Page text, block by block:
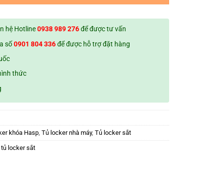
hệ Hotline0938 989 276để được tư vấn
số0901 804 336để được hỗ trợ đặt hàng
thức
khóa Hasp, Tủ locker nhà máy, Tủ locker sắt
tủ locker sắt